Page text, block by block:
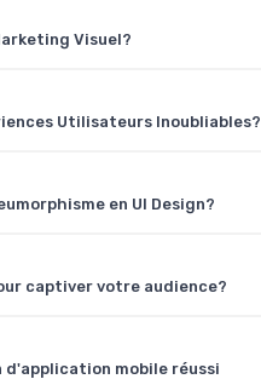
Visuel?
Utilisateurs Inoubliables?
en UI Design?
captiver votre audience?
mobile réussi